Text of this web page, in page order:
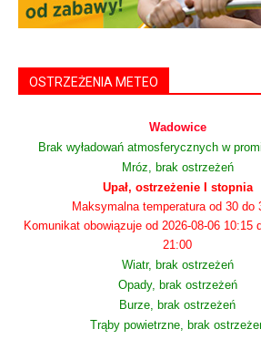
OSTRZEŻENIA METEO
Wadowice
Brak wyładowań atmosferycznych w
Mróz, brak ostrzeżeń
Upał, ostrzeżenie I stopnia
Maksymalna temperatura od 30 do
Komunikat obowiązuje od 2026-08-06 10:15
21:00
Wiatr, brak ostrzeżeń
Opady, brak ostrzeżeń
Burze, brak ostrzeżeń
Trąby powietrzne, brak